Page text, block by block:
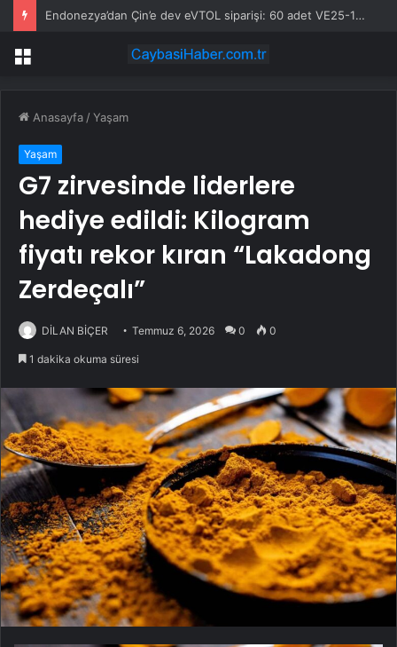
Endonezya’dan Çin’e dev eVTOL siparişi: 60 adet VE25-100
Menü
Anasayfa /Yaşam
Yaşam
G7 zirvesinde liderlere
hediye edildi: Kilogram
fiyatı rekor kıran “Lakadong
Zerdeçalı”
DİLAN BİÇER Temmuz 6, 2026 0 0
1 dakika okuma süresi